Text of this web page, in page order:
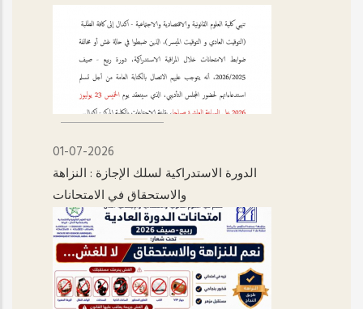
01-07-2026
الدورة الاستدراكية لسلك الإجازة : النزاهة
والاستحقاق في الامتحانات